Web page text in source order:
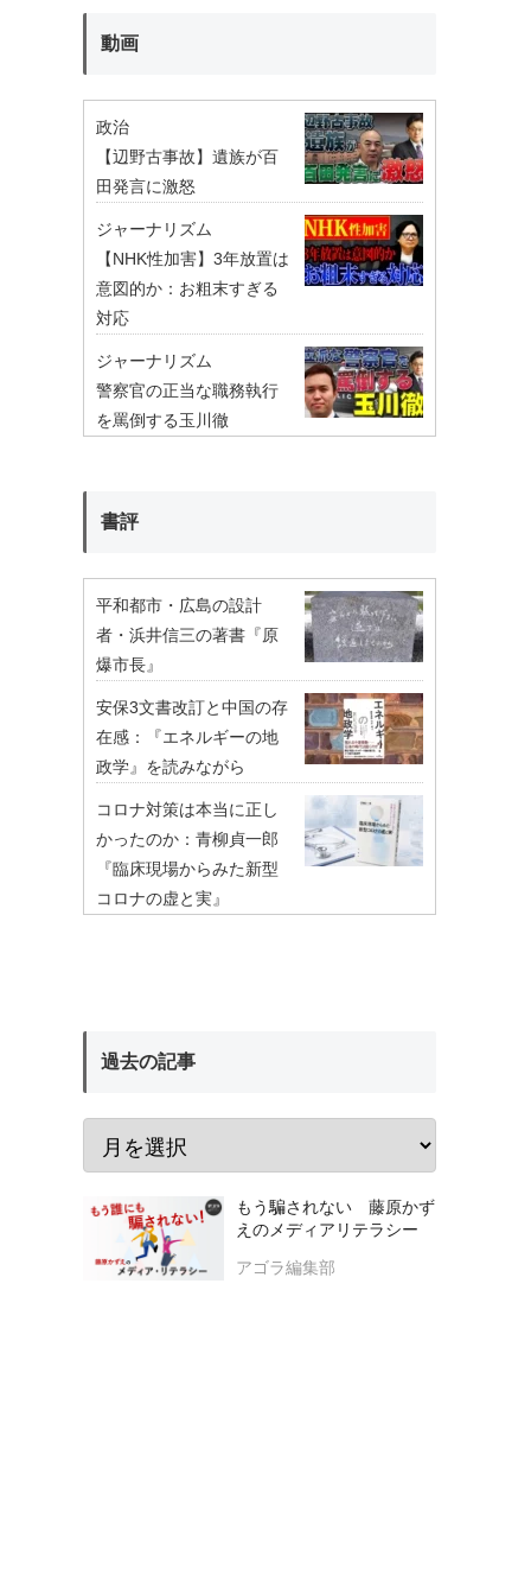
動画
政治
【辺野古事故】遺族が百
田発言に激怒
ジャーナリズム
【NHK性加害】3年放置は
意図的か：お粗末すぎる
対応
ジャーナリズム
警察官の正当な職務執行
を罵倒する玉川徹
書評
平和都市・広島の設計
者・浜井信三の著書『原
爆市長』
安保3文書改訂と中国の存
在感：『エネルギーの地
政学』を読みながら
コロナ対策は本当に正し
かったのか：青柳貞一郎
『臨床現場からみた新型
コロナの虚と実』
過去の記事
もう騙されない 藤原かず
えのメディアリテラシー
アゴラ編集部